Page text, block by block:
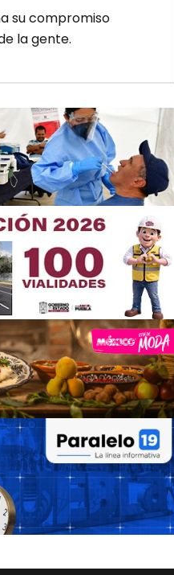
su compromiso
la gente.